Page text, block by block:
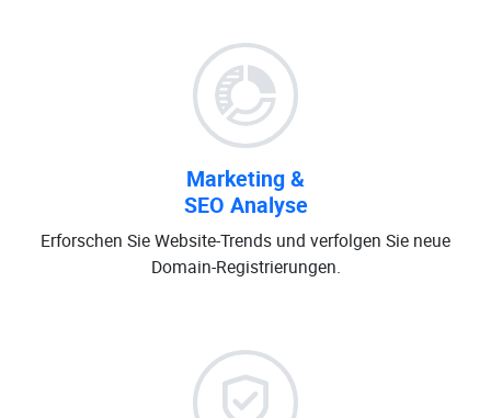
Marketing &
SEO Analyse
Erforschen Sie Website-Trends und verfolgen Sie neue
Domain-Registrierungen.